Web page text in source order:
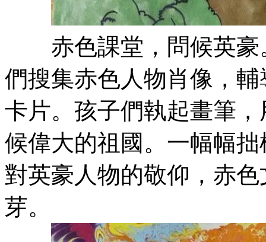
赤色課堂，問候英豪
們搜集赤色人物肖像，
卡片。孩子們執起畫筆
候偉大的祖國。一幅幅
對英豪人物的敬仰，赤
芽。